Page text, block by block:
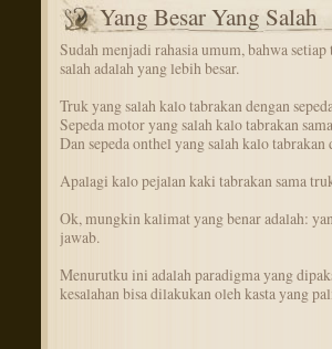
Yang Besar Yang Salah
Sudah menjadi rahasia umum, bahwa
salah adalah yang lebih besar.
Truk yang salah kalo tabrakan dengan
Sepeda motor yang salah kalo tabrakan
Dan sepeda onthel yang salah kalo
Apalagi kalo pejalan kaki tabrakan sama
Ok, mungkin kalimat yang benar adalah:
jawab.
Menurutku ini adalah paradigma yang
kesalahan bisa dilakukan oleh kasta yang